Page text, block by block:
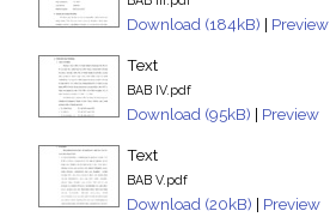
Download (184kB) | Preview
Text
BAB IV.pdf
Download (95kB) | Preview
Text
BAB V.pdf
Download (20kB) | Preview